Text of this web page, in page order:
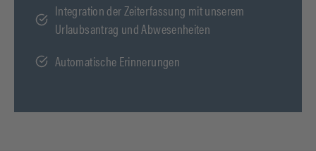
Integration der Zeiterfassung mit unserem
Urlaubsantrag und Abwesenheiten
Automatische Erinnerungen